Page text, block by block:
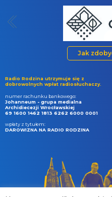
Jak
Radio Rodzina utrzymuje się z
dobrowolnych wpłat radiosłuchaczy.
numer rachunku bankowego:
Johanneum - grupa medialna
Archidiecezji Wrocławskiej
69 1600 1462 1813 6262 6000 0001
wpłaty z tytułem:
DAROWIZNA NA RADIO RODZINA